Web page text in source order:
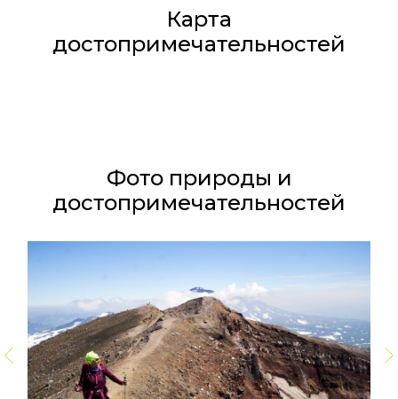
Карта
достопримечательностей
Фото природы и
достопримечательностей